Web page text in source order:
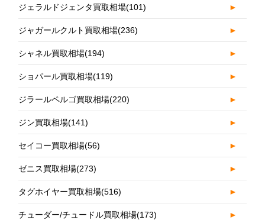
ジェラルドジェンタ買取相場(101) ►
ジャガールクルト買取相場(236) ►
シャネル買取相場(194) ►
ショパール買取相場(119) ►
ジラールペルゴ買取相場(220) ►
ジン買取相場(141) ►
セイコー買取相場(56) ►
ゼニス買取相場(273) ►
タグホイヤー買取相場(516) ►
チューダー/チュードル買取相場(173) ►